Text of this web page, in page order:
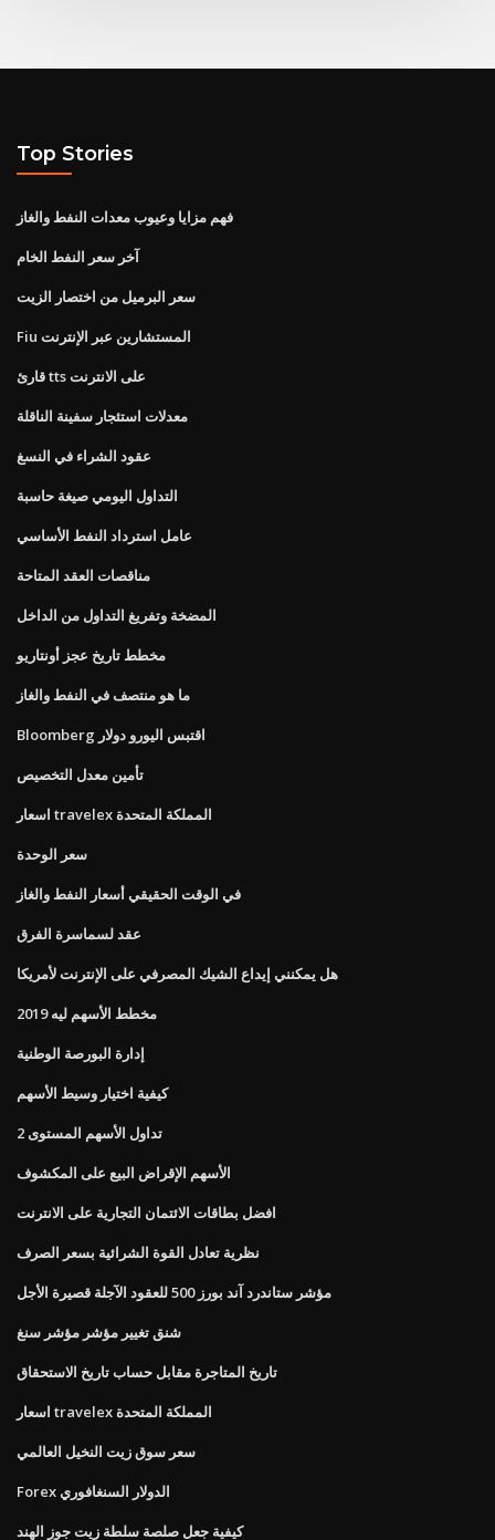
Top Stories
فهم مزايا وعيوب معدات النفط والغاز
آخر سعر النفط الخام
سعر البرميل من اختصار الزيت
Fiu المستشارين عبر الإنترنت
قارئ tts على الانترنت
معدلات استئجار سفينة الناقلة
عقود الشراء في النسغ
التداول اليومي صيغة حاسبة
عامل استرداد النفط الأساسي
مناقصات العقد المتاحة
المضخة وتفريغ التداول من الداخل
مخطط تاريخ عجز أونتاريو
ما هو منتصف في النفط والغاز
Bloomberg اقتبس اليورو دولار
تأمين معدل التخصيص
اسعار travelex المملكة المتحدة
سعر الوحدة
في الوقت الحقيقي أسعار النفط والغاز
عقد لسماسرة الفرق
هل يمكنني إيداع الشيك المصرفي على الإنترنت لأمريكا
مخطط الأسهم ليه 2019
إدارة البورصة الوطنية
كيفية اختيار وسيط الأسهم
تداول الأسهم المستوى 2
الأسهم الإقراض البيع على المكشوف
افضل بطاقات الائتمان التجارية على الانترنت
نظرية تعادل القوة الشرائية بسعر الصرف
مؤشر ستاندرد آند بورز 500 للعقود الآجلة قصيرة الأجل
شنق تغيير مؤشر مؤشر سنغ
تاريخ المتاجرة مقابل حساب تاريخ الاستحقاق
اسعار travelex المملكة المتحدة
سعر سوق زيت النخيل العالمي
Forex الدولار السنغافوري
كيفية جعل صلصة سلطة زيت جوز الهند